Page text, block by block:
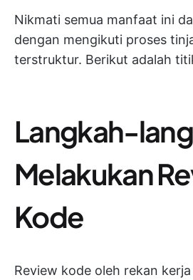
Nikmati semua manfaat ini
dengan mengikuti proses
terstruktur. Berikut adalah
Langkah-
Melakukan
Kode
Review kode oleh rekan